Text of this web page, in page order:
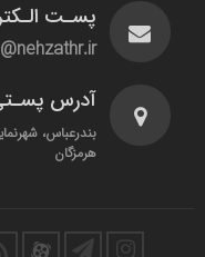
پسـت
آدرس
بندرعباس،
هرمزگان